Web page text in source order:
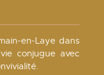
en-Laye dans
conjugue avec